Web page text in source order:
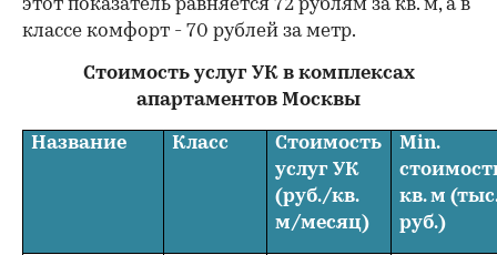
этот показатель равняется 72 рублям за кв. м, а в
классе комфорт - 70 рублей за метр.
Стоимость услуг УК в комплексах
апартаментов Москвы
Название Класс
Стоимость
услуг УК
(руб./кв.
м/месяц)
Min.
кв. м
руб.)